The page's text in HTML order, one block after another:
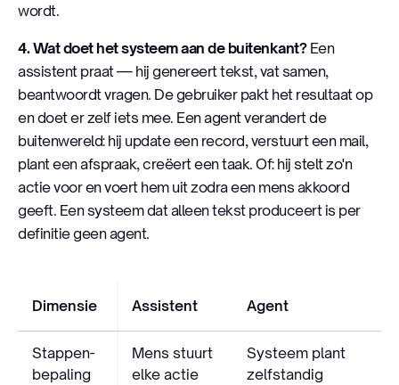
wordt.
4. Wat doet het systeem aan de buitenkant?Een
assistent praat — hij genereert tekst, vat samen,
beantwoordt vragen. De gebruiker pakt het resultaat op
en doet er zelf iets mee. Een agent verandert de
buitenwereld: hij update een record, verstuurt een mail,
plant een afspraak, creëert een taak. Of: hij stelt zo'n
actie voor en voert hem uit zodra een mens akkoord
geeft. Een systeem dat alleen tekst produceert is per
definitie geen agent.
Dimensie Assistent Agent
Stappen-
bepaling
Mens stuurt
elke actie
Systeem plant
zelfstandig